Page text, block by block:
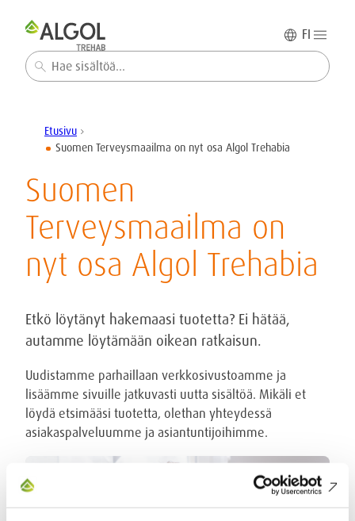
FI
Haku
Etusivu chevron_right
Suomen Terveysmaailma on nyt osa Algol Trehabia
Suomen
Terveysmaailma on
nyt osa Algol Trehabia
Etkö löytänyt hakemaasi tuotetta? Ei hätää,
autamme löytämään oikean ratkaisun.
Uudistamme parhaillaan verkkosivustoamme ja
lisäämme sivuille jatkuvasti uutta sisältöä. Mikäli et
löydä etsimääsi tuotetta, olethan yhteydessä
asiakaspalveluumme ja asiantuntijoihimme.